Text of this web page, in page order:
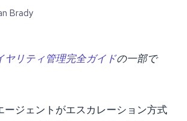
Brady
ヤリティ管理完全ガイドの一部で
ージェントがエスカレーション方式